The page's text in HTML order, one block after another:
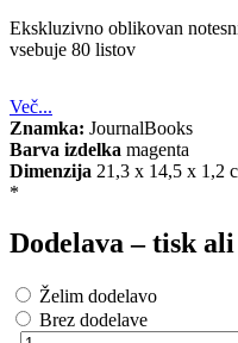
Ekskluzivno oblikovan
vsebuje 80 listov
Več...
Znamka: JournalBooks
Barva izdelka magenta
Dimenzija 21,3 x 14,5 x 1,2
*
Dodelava – tisk
Želim dodelavo
Brez dodelave